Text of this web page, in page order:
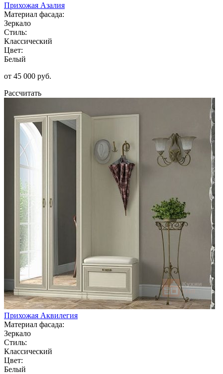
Прихожая Азалия
Материал фасада:
Зеркало
Стиль:
Классический
Цвет:
Белый
от 45 000 руб.
Рассчитать
Прихожая Аквилегия
Материал фасада:
Зеркало
Стиль:
Классический
Цвет:
Белый